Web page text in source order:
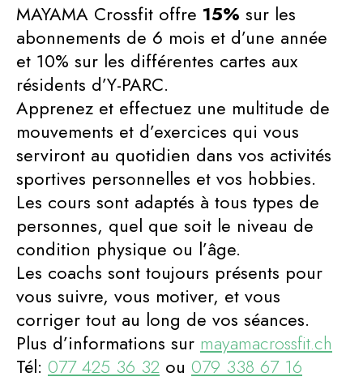
MAYAMA Crossfit offre 15% sur les
abonnements de 6 mois et d’une année
et 10% sur les différentes cartes aux
résidents d’Y-PARC.
Apprenez et effectuez une multitude de
mouvements et d’exercices qui vous
serviront au quotidien dans vos activités
sportives personnelles et vos hobbies.
Les cours sont adaptés à tous types de
personnes, quel que soit le niveau de
condition physique ou l’âge.
Les coachs sont toujours présents pour
vous suivre, vous motiver, et vous
corriger tout au long de vos séances.
Plus d’informations sur mayamacrossfit.ch
Tél: 077 425 36 32 ou 079 338 67 16